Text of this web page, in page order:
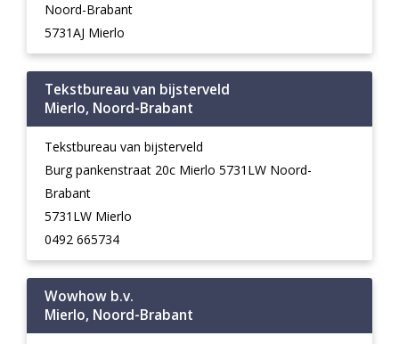
Noord-Brabant
5731AJ Mierlo
Tekstbureau van bijsterveld
Mierlo, Noord-Brabant
Tekstbureau van bijsterveld
Burg pankenstraat 20c Mierlo 5731LW Noord-
Brabant
5731LW Mierlo
0492 665734
Wowhow b.v.
Mierlo, Noord-Brabant